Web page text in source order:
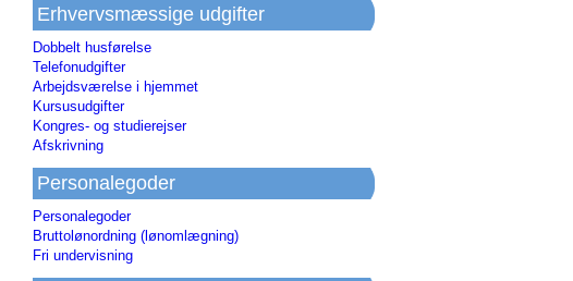
Erhvervsmæssige udgifter
Dobbelt husførelse
Telefonudgifter
Arbejdsværelse i hjemmet
Kursusudgifter
Kongres- og studierejser
Afskrivning
Personalegoder
Personalegoder
Bruttolønordning (lønomlægning)
Fri undervisning